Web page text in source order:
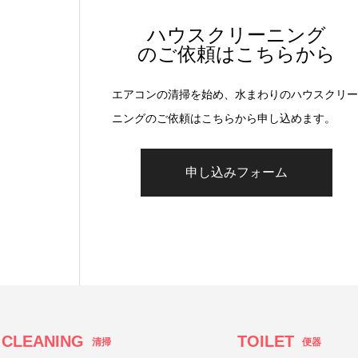
ハウスクリーニング
のご依頼はこちらから
エアコンの清掃を始め、水まわりのハウスクリー
ニングのご依頼はこちらから申し込めます。
申し込みフォーム
CLEANING 清掃 TOILET 便器